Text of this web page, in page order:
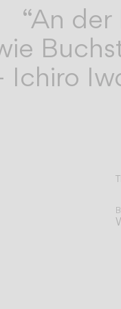
“An
Ichiro